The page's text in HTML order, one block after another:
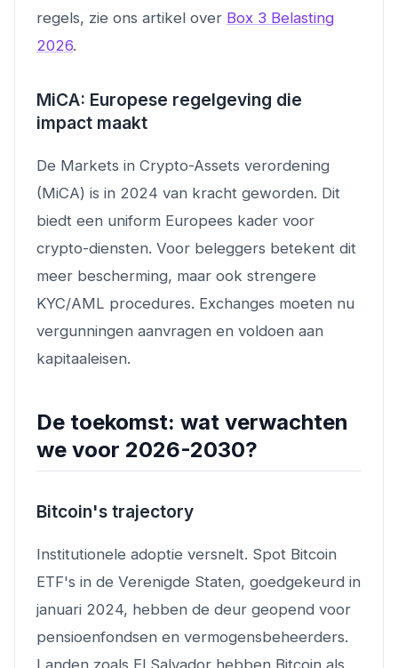
regels, zie ons artikel over Box 3 Belasting
2026.
MiCA: Europese regelgeving die
impact maakt
De Markets in Crypto-Assets verordening
(MiCA) is in 2024 van kracht geworden. Dit
biedt een uniform Europees kader voor
crypto-diensten. Voor beleggers betekent dit
meer bescherming, maar ook strengere
KYC/AML procedures. Exchanges moeten nu
vergunningen aanvragen en voldoen aan
kapitaaleisen.
De toekomst: wat verwachten
we voor 2026-2030?
Bitcoin's trajectory
Institutionele adoptie versnelt. Spot Bitcoin
ETF's in de Verenigde Staten, goedgekeurd in
januari 2024, hebben de deur geopend voor
pensioenfondsen en vermogensbeheerders.
Landen zoals El Salvador hebben Bitcoin als